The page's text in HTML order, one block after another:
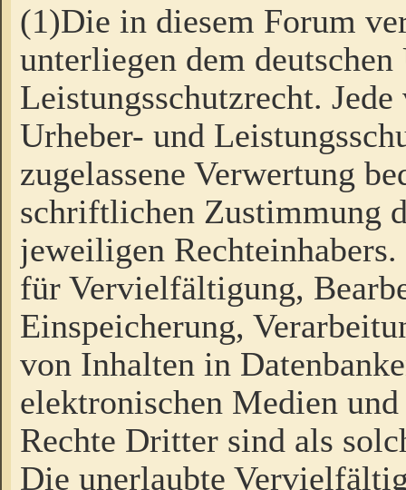
(1)Die in diesem Forum
unterliegen dem
Leistungsschutzrecht.
Urheber- und
zugelassene Verwertung
schriftlichen Zustimmung
jeweiligen
für Vervielfältigung,
Einspeicherung,
von Inhalten in
elektronischen Medien
Rechte Dritter sind als
Die unerlaubte